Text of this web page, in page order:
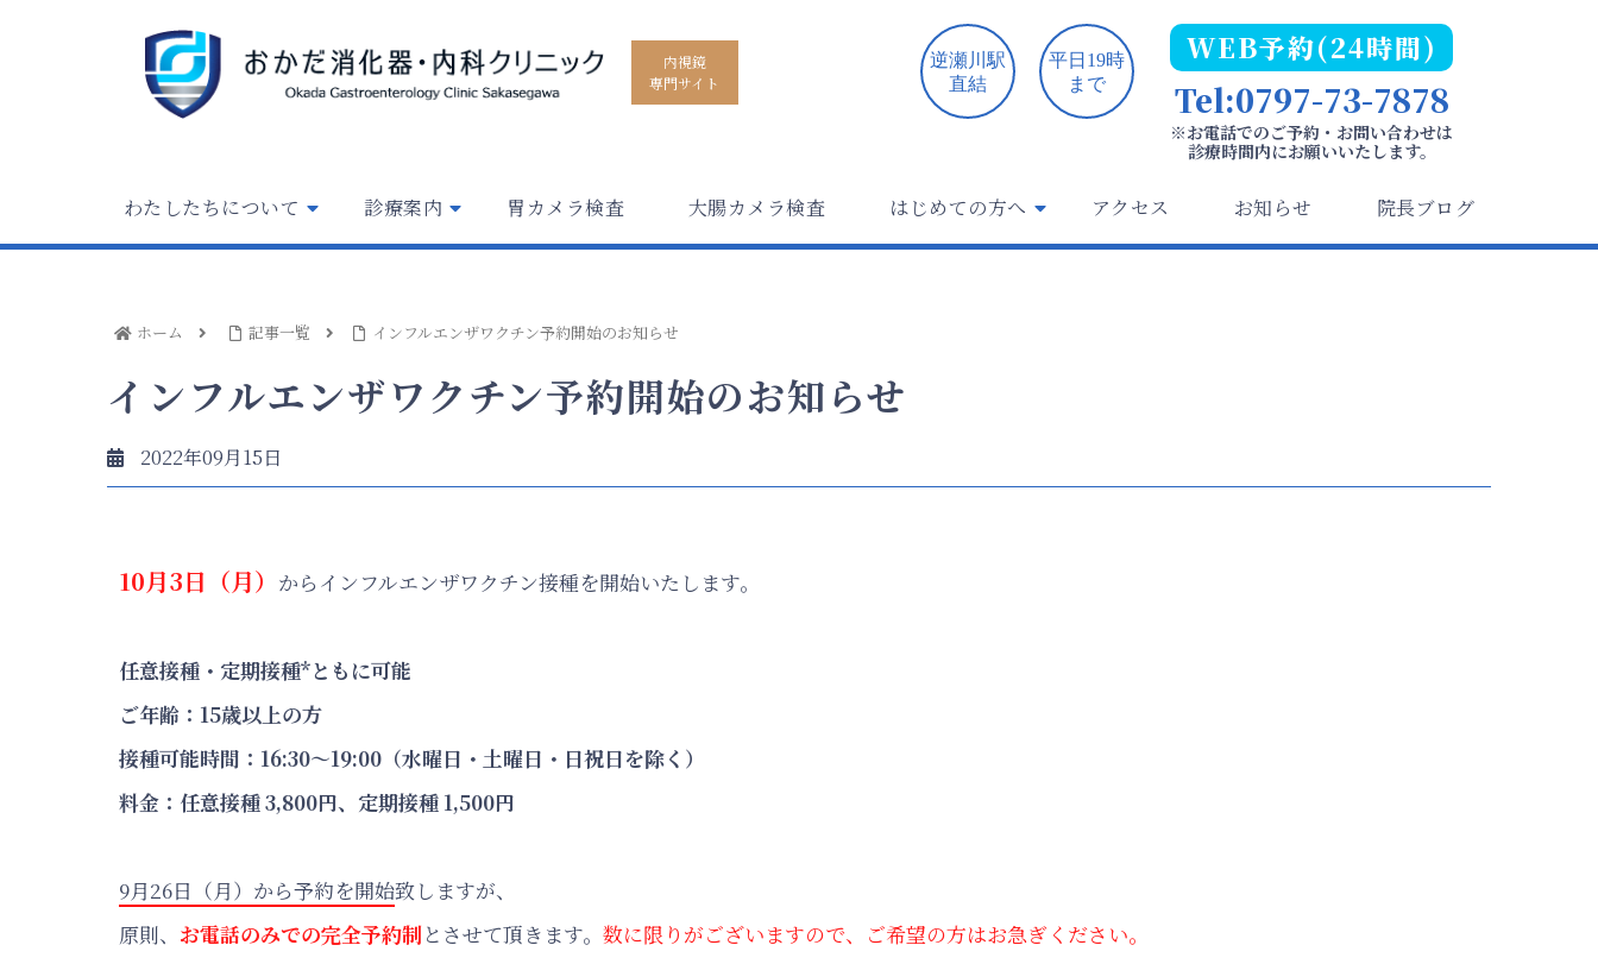
内視鏡
専門サイト
逆瀬川駅
直結
平日19時
まで
WEB予約(24時間)
Tel:0797-73-7878
※お電話でのご予約・お問い合わせは
診療時間内にお願いいたします。
わたしたちについて 診療案内 胃カメラ検査 大腸カメラ検査 はじめての方へ アクセス お知らせ 院長ブログ
ホーム 記事一覧 インフルエンザワクチン予約開始のお知らせ
インフルエンザワクチン予約開始のお知らせ
2022年09月15日
10月3日（月） からインフルエンザワクチン接種を開始いたします。
任意接種・定期接種*ともに可能
ご年齢：15歳以上の方
接種可能時間：16:30～19:00（水曜日・土曜日・日祝日を除く）
料金：任意接種 3,800円、定期接種 1,500円
9月26日（月）から予約を開始致しますが、
原則、 お電話のみでの完全予約制 とさせて頂きます。数に限りがございますので、ご希望の方はお急ぎください。